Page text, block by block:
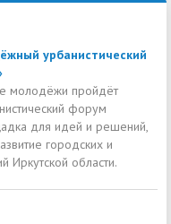
урбанистический
молодёжи пройдёт
форум
для идей и решений,
городских и
Иркутской области.